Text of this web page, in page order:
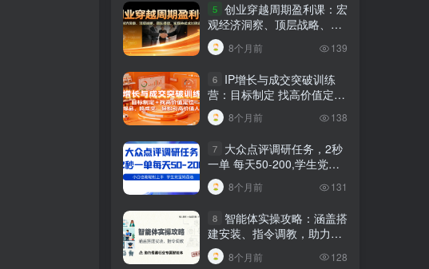
5 创业穿越周期盈利课：宏
观经济洞察、顶层战略、团
队搭建，实现持续成长稳定
变现8个月前 139
6
IP增长与成交突破训练
营：目标制定 找高价值定
位，做爆品、搞成交，轻松
引高价值人脉
8个月前 138
7
大众点评调研任务，2秒
一单 每天50-200,学生党宝
妈首选
8个月前 131
8
智能体实操攻略：涵盖搭
建安装、指令调教，助力搭
建行业专属智能体
8个月前 128